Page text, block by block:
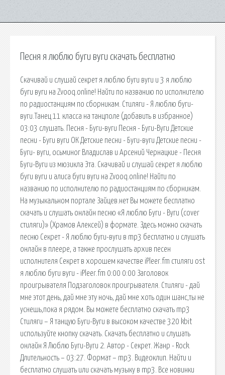
Песня я люблю буги вуги скачать бесплатно
Скачивай и слушай секрет я люблю буги вуги и 3 я люблю
буги вуги на Zvooq.online! Найти по названию по исполнителю
по радиостанциям по сборникам. Стиляги - Я люблю буги-
вуги.Танец 11 класса на танцполе (добавить в избранное)
03:03 слушать. Песня - Буги-вуги Песня - Буги-Вуги Детские
песни - Буги вуги ОК Детские песни - Буги-вуги Детские песни -
Буги- вуги, осьминог Владислав и Арсений Чернацкие - Песня
Буги-Вуги из мюзикла Эта. Скачивай и слушай секрет я люблю
буги вуги и алиса буги вуги на Zvooq.online! Найти по
названию по исполнителю по радиостанциям по сборникам.
На музыкальном портале Зайцев.нет Вы можете бесплатно
скачать и слушать онлайн песню «Я люблю Буги - Вуги (cover
стиляги)» (Храмов Алексей) в формате. Здесь можно скачать
песню Секрет - Я люблю буги-вуги в mp3 бесплатно и слушать
онлайн в плеере, а также прослушать архив песен
исполнителя Секрет в хорошем качестве iPleer.fm стиляги ost
я люблю буги вуги - iPleer.fm 0:00 0:00 Заголовок
проигрывателя Подзаголовок проигрывателя. Стиляги - дай
мне этот день, дай мне эту ночь, дай мне хоть один шанс,ты не
уснешь,пока я рядом. Вы можете бесплатно скачать mp3
Стиляги – Я танцую Буги-Вуги в высоком качестве 320 kbit
используйте кнопку скачать. Скачать бесплатно и слушать
онлайн Я Люблю Буги-Вуги 2. Автор - Секрет. Жанр - Rock.
Длительность – 03:27. Формат – mp3. Видеоклип. Найти и
бесплатно слушать или скачать музыку в mp3. Все новинки